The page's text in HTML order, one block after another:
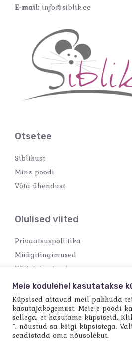
E-mail: info@siblik.ee
Otsetee
Siblikust
Mine poodi
Võta ühendust
Olulised viited
Privaatsuspoliitika
Müügitingimused
Kättetoimetamine
Makseviisid
Copyright © 2026
Meie kodulehel kasutatakse
Küpsised aitavad meil pakkuda
kasutajakogemust. Meie e-poodi
sellega, et kasutame küpsiseid.
”, nõustud sa kõigi küpsistega.
seadistada oma nõusolekut.